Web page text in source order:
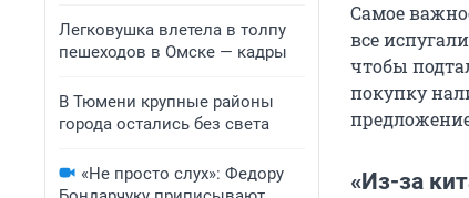
Легковушка влетела в толпу
пешеходов в Омске — кадры
В Тюмени крупные районы
города остались без света
«Не просто слух»: Федору
Самое
все
чтобы
покупку
«Из-за